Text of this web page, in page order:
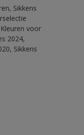
Sikkens
voor
2024,
Sikkens